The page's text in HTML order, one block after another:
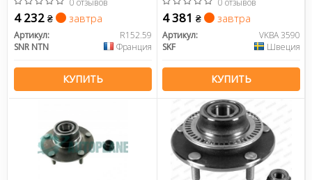
4 232 ₴ завтра
Артикул:
R152.59
SNR NTN
Франция
КУПИТЬ
4 381 ₴ завтра
Артикул:
VKBA 3590
SKF
Швеция
КУПИТЬ